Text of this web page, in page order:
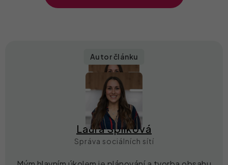
Autor článku
Laura Spilková
Správa sociálních sítí